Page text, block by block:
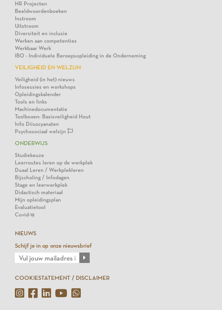
HR Projecten
Beeldwoordenboeken
Instroom
Uitstroom
Diversiteit en inclusie
Werken aan competenties
Werkbaar Werk
IBO - Individuele Beroepsopleiding in de Onderneming
VEILIGHEID EN WELZIJN
Veiligheid (in het) nieuws
Infosessies en workshops
Opleidingskalender
Tools en links
Machinedocumentatie
Toolboxen: Basisveiligheid Hout
Info Diisocyanaten
Psychosociaal welzijn
ONDERWIJS
Studiekeuze
Leerroutes leren op de werkplek
Duaal Leren / Werkplekleren
Bijscholing / Infodagen
Stage en leerwerkplek
Didactisch materiaal
Mijn opleidingsplan
Evaluatietool
Covid-19
NIEUWS
Schijf je in op onze nieuwsbrief
COOKIESTATEMENT / DISCLAIMER